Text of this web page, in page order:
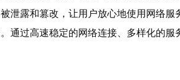
泄露和篡改，让用户放心地使用网络服
通过高速稳定的网络连接、多样化的服